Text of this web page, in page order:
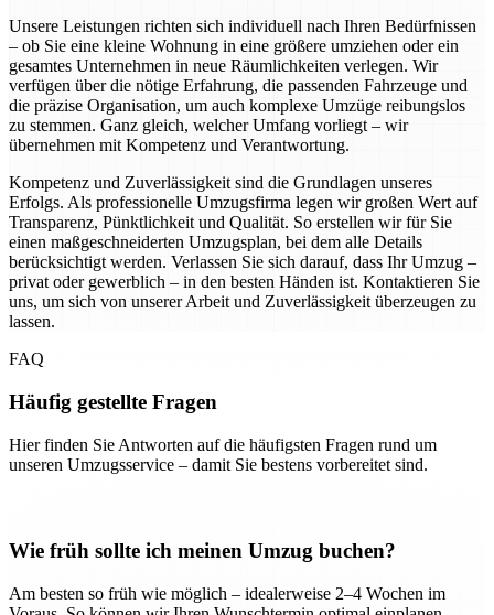
Unsere Leistungen richten sich individuell nach Ihren Bedürfnissen
– ob Sie eine kleine Wohnung in eine größere umziehen oder ein
gesamtes Unternehmen in neue Räumlichkeiten verlegen. Wir
verfügen über die nötige Erfahrung, die passenden Fahrzeuge und
die präzise Organisation, um auch komplexe Umzüge reibungslos
zu stemmen. Ganz gleich, welcher Umfang vorliegt – wir
übernehmen mit Kompetenz und Verantwortung.
Kompetenz und Zuverlässigkeit sind die Grundlagen unseres
Erfolgs. Als professionelle Umzugsfirma legen wir großen Wert auf
Transparenz, Pünktlichkeit und Qualität. So erstellen wir für Sie
einen maßgeschneiderten Umzugsplan, bei dem alle Details
berücksichtigt werden. Verlassen Sie sich darauf, dass Ihr Umzug –
privat oder gewerblich – in den besten Händen ist. Kontaktieren Sie
uns, um sich von unserer Arbeit und Zuverlässigkeit überzeugen zu
lassen.
FAQ
Häufig gestellte Fragen
Hier finden Sie Antworten auf die häufigsten Fragen rund um
unseren Umzugsservice – damit Sie bestens vorbereitet sind.
Wie früh sollte ich meinen Umzug buchen?
Am besten so früh wie möglich – idealerweise 2–4 Wochen im